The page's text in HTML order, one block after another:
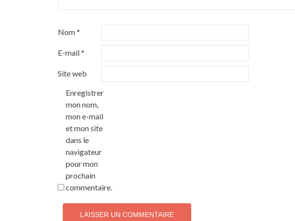
Nom*
E-mail*
Site web
Enregistrer
mon nom,
mon e-mail
et mon site
dans le
navigateur
pour mon
prochain
commentaire.